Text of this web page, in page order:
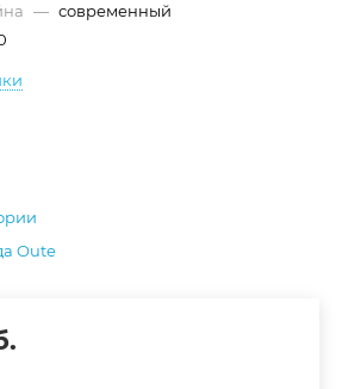
— современный
Oute